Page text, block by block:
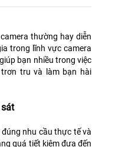
thường hay diễn
trong lĩnh vực camera
bạn nhiều trong việc
tru và làm bạn hài
nhu cầu thực tế và
quá tiết kiệm đưa đến